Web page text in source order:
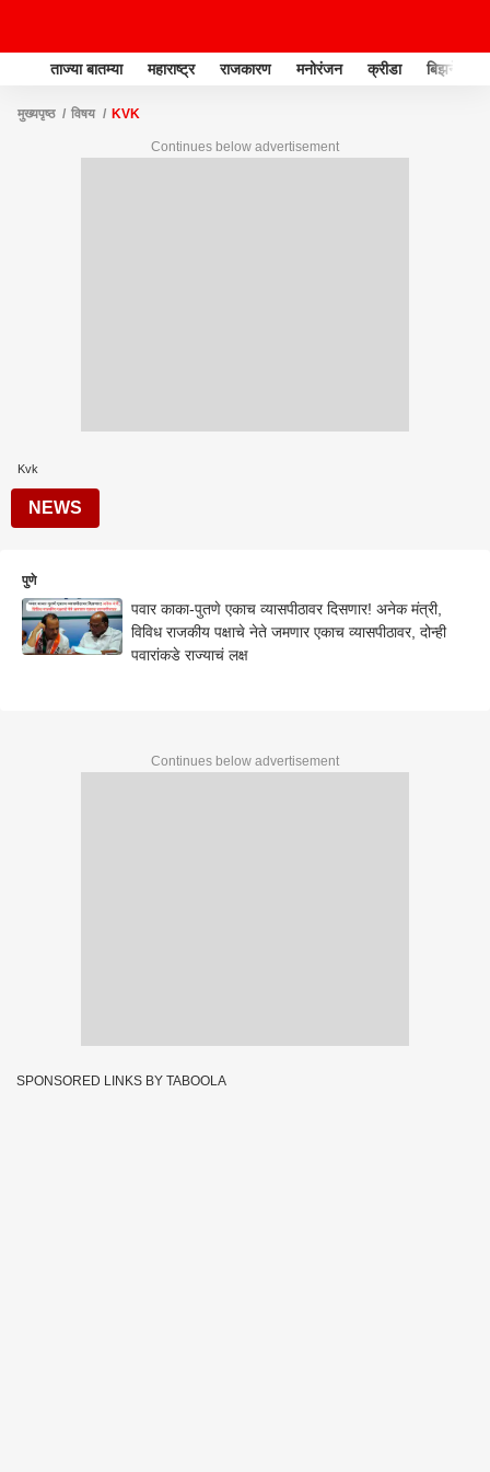
ताज्या बातम्या महाराष्ट्र राजकारण मनोरंजन क्रीडा बिझनेस
मुख्यपृष्ठ विषय KVK
Continues below advertisement
Kvk
NEWS
पुणे
पवार काका-पुतणे एकाच व्यासपीठावर दिसणार! अनेक मंत्री,
विविध राजकीय पक्षाचे नेते जमणार एकाच व्यासपीठावर, दोन्ही
पवारांकडे राज्याचं लक्ष
Continues below advertisement
SPONSORED LINKS BY TABOOLA